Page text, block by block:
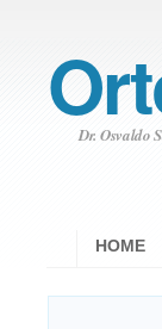
Dr. Osvaldo
HOME